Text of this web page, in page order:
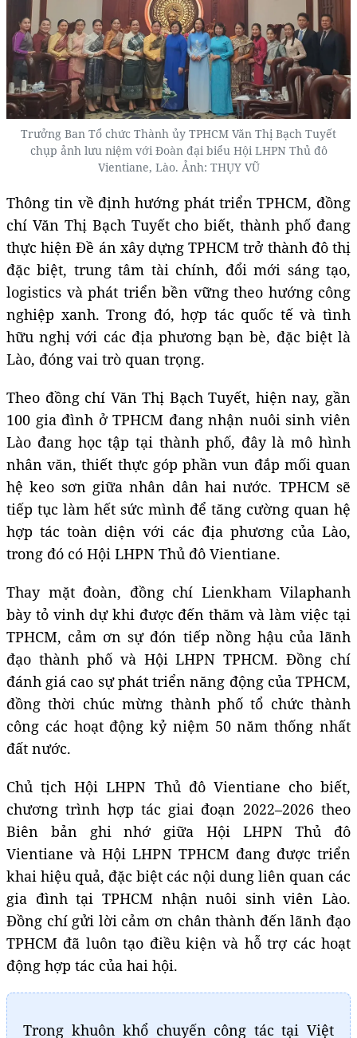
Trưởng Ban Tổ chức Thành ủy TPHCM Văn Thị Bạch Tuyết
chụp ảnh lưu niệm vớiĐoàn đại biểu Hội LHPN Thủ đô
Vientiane, Lào. Ảnh: THỤY VŨ
Thông tin về định hướng phát triển TPHCM, đồng
chí Văn Thị Bạch Tuyết cho biết, thành phố đang
thực hiệnĐề án xây dựng TPHCM trở thành đô thị
đặc biệt, trung tâm tài chính, đổi mới sáng tạo,
logistics và phát triển bền vững theo hướng công
nghiệp xanh. Trong đó, hợp tác quốc tế và tình
hữu nghị với các địa phương bạn bè, đặc biệt là
Lào, đóng vai trò quan trọng.
Theo đồng chí Văn Thị Bạch Tuyết, hiện nay, gần
100 gia đình ở TPHCM đang nhận nuôi sinh viên
Lào đang học tập tại thành phố, đây là mô hình
nhân văn, thiết thực góp phần vun đắp mối quan
hệ keo sơn giữa nhân dân hai nước. TPHCM sẽ
tiếp tục làm hết sức mình để tăng cường quan hệ
hợp tác toàn diện với các địa phương của Lào,
trong đó có Hội LHPN Thủ đô Vientiane.
Thay mặt đoàn, đồng chí Lienkham Vilaphanh
bày tỏ vinh dự khi được đến thăm và làm việc tại
TPHCM, cảm ơn sự đón tiếp nồng hậu của lãnh
đạo thành phố và Hội LHPN TPHCM. Đồng chí
đánh giá cao sự phát triển năng động của TPHCM,
đồng thời chúc mừng thành phố tổ chức thành
công các hoạt động kỷ niệm 50 năm thống nhất
đất nước.
Chủ tịch Hội LHPN Thủ đô Vientiane cho biết,
chương trình hợp tác giai đoạn 2022–2026 theo
Biên bản ghi nhớ giữa Hội LHPN Thủ đô
Vientiane và Hội LHPN TPHCM đang được triển
khai hiệu quả, đặc biệt các nội dung liên quan các
gia đình tại TPHCM nhận nuôi sinh viên Lào.
Đồng chí gửi lời cảm ơn chân thành đến lãnh đạo
TPHCM đã luôn tạo điều kiện và hỗ trợ các hoạt
động hợp tác của hai hội.
Trong khuôn khổ chuyến công tác tại Việt